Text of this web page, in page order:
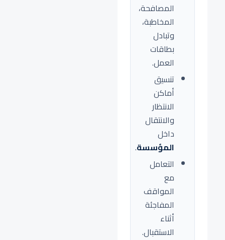
المصافحة،
المخاطبة،
وتبادل
بطاقات
العمل.
تنسيق
أماكن
الانتظار
والانتقال
داخل
المؤسسة.
التعامل
مع
المواقف
المفاجئة
أثناء
الاستقبال.